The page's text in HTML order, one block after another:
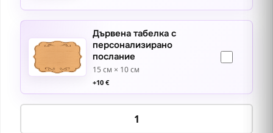
Дървена табелка с
персонализирано
послание
15 см × 10 см
+10 €
количество